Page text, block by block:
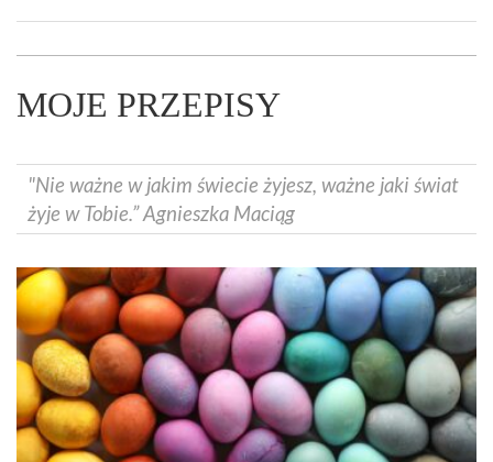
MOJE PRZEPISY
"Nie ważne w jakim świecie żyjesz, ważne jaki świat
żyje w Tobie.” Agnieszka Maciąg